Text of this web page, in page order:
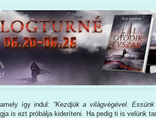
így indul: “Kezdjük a világvégével.
is ezt próbálja kideríteni. Ha pedig ti is velünk